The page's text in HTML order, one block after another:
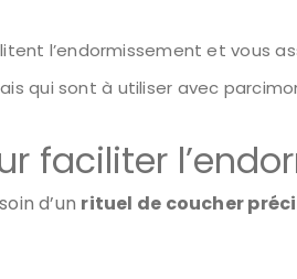
l’endormissement et vous
qui sont à utiliser avec
faciliter
d’un rituel de coucher